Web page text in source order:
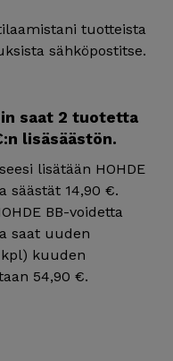
tuotteista
sähköpostitse.
saat 2 tuotetta
lisäsäästön.
lisätään HOHDE
säästät 14,90 €.
BB-voidetta
saat uuden
kpl) kuuden
54,90 €.